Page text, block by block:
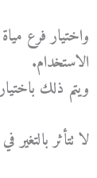
واختيار فرع
الاستخدام.
ويتم ذلك
لا تتأثر